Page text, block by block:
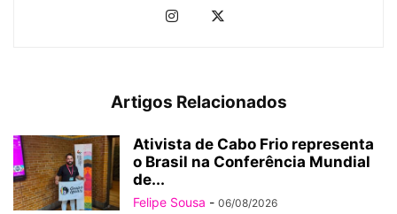
Artigos Relacionados
Ativista de Cabo Frio representa
o Brasil na Conferência Mundial
de...
Felipe Sousa - 06/08/2026